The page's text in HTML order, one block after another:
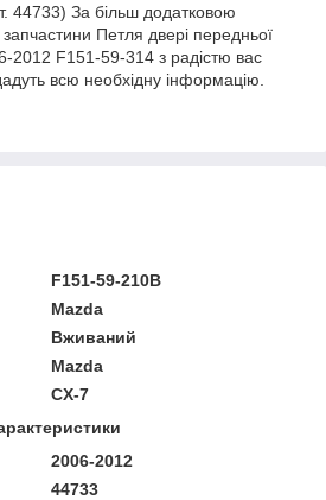
44733) За більш додатковою
Петля двері передньої
2012 F151-59-314 з радістю вас
всю необхідну інформацію.
F151-59-210B
Mazda
Вживаний
Mazda
CX-7
2006-2012
44733